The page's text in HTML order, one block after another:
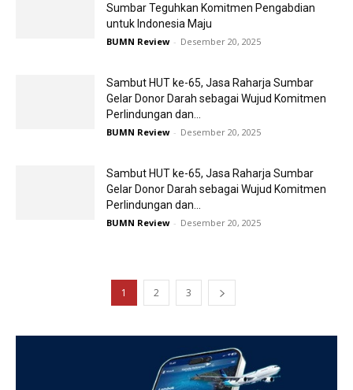
Sumbar Teguhkan Komitmen Pengabdian
untuk Indonesia Maju
BUMN Review - Desember 20, 2025
Sambut HUT ke-65, Jasa Raharja Sumbar
Gelar Donor Darah sebagai Wujud Komitmen
Perlindungan dan...
BUMN Review - Desember 20, 2025
Sambut HUT ke-65, Jasa Raharja Sumbar
Gelar Donor Darah sebagai Wujud Komitmen
Perlindungan dan...
BUMN Review - Desember 20, 2025
1 2 3